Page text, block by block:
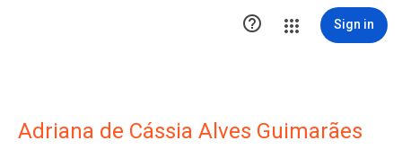
 Sign in
Adriana de Cássia Alves Guimarães